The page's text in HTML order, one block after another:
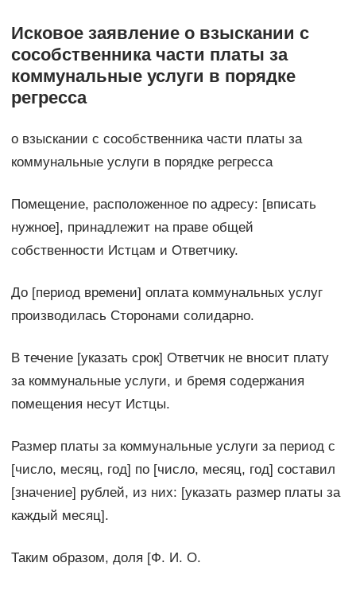
Исковое заявление о взыскании с
сособственника части платы за
коммунальные услуги в порядке
регресса
о взыскании с сособственника части платы за
коммунальные услуги в порядке регресса
Помещение, расположенное по адресу: [вписать
нужное], принадлежит на праве общей
собственности Истцам и Ответчику.
До [период времени] оплата коммунальных услуг
производилась Сторонами солидарно.
В течение [указать срок] Ответчик не вносит плату
за коммунальные услуги, и бремя содержания
помещения несут Истцы.
Размер платы за коммунальные услуги за период с
[число, месяц, год] по [число, месяц, год] составил
[значение] рублей, из них: [указать размер платы за
каждый месяц].
Таким образом, доля [Ф. И. О.